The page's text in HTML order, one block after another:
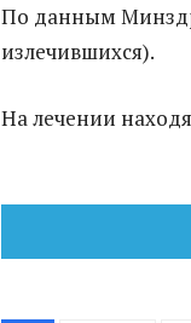
По данным
излечившихся).
На лечении